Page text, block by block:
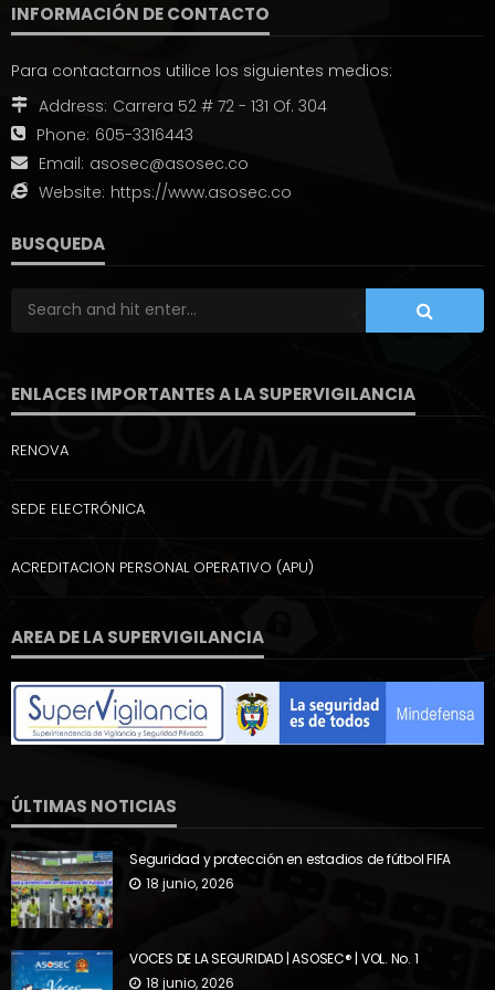
INFORMACIÓN DE CONTACTO
Para contactarnos utilice los siguientes medios:
Address: Carrera 52 # 72 - 131 Of. 304
Phone: 605-3316443
Email: asosec@asosec.co
Website: https://www.asosec.co
BUSQUEDA
ENLACES IMPORTANTES A LA SUPERVIGILANCIA
RENOVA
SEDE ELECTRÓNICA
ACREDITACION PERSONAL OPERATIVO (APU)
AREA DE LA SUPERVIGILANCIA
ÚLTIMAS NOTICIAS
Seguridad y protección en estadios de fútbol FIFA
18 junio, 2026
VOCES DE LA SEGURIDAD | ASOSEC® | VOL. No. 1
18 junio, 2026